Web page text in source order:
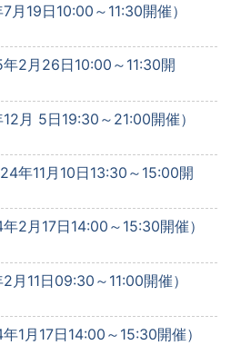
19日10:00～11:30開催）
2月26日10:00～11:30開
月 5日19:30～21:00開催）
年11月10日13:30～15:00開
2月17日14:00～15:30開催）
11日09:30～11:00開催）
1月17日14:00～15:30開催）